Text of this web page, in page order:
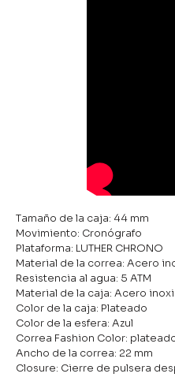
Tamaño de la caja: 44 mm
Movimiento: Cronógrafo
Plataforma: LUTHER CHRONO
Material de la correa: Acero
Resistencia al agua: 5 ATM
Material de la caja: Acero
Color de la caja: Plateado
Color de la esfera: Azul
Correa Fashion Color:
Ancho de la correa: 22 mm
Closure: Cierre de pulsera